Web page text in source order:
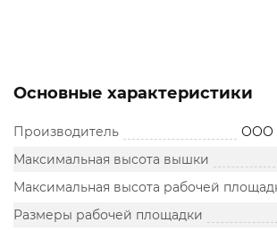
Основные характеристики
Производитель
ООО
Максимальная высота вышки
Максимальная высота рабочей
Размеры рабочей площадки